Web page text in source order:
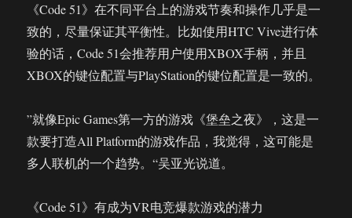
《Code 51》在不同平台上的游戏节奏和操作几乎是一
致的，尽量保证其平衡性。比如使用HTC Vive进行体
验的话，Code 51会推荐用户使用XBOX手柄，并且
XBOX的键位配置与PlayStation的键位配置是一致的。
”就像Epic Games第一方的游戏《堡垒之夜》，这是一
款要打造All Platform的游戏作品，我觉得，这可能是
多人联机的一个趋势。“吴亚光说道。
《Code 51》有成为VR电竞爆款游戏的潜力